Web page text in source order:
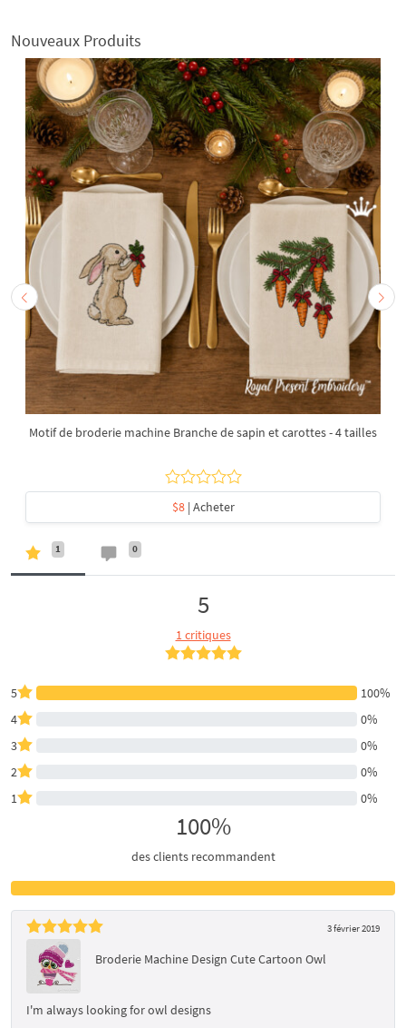
Nouveaux Produits
Motif de broderie machine Branche de sapin et carottes - 4 tailles
$8| Acheter
1 0
5
1 critiques
5
100%
4
0%
3
0%
2
0%
1
0%
100%
des clients recommandent
3 février 2019
Broderie Machine Design Cute Cartoon Owl
I'm always looking for owl designs